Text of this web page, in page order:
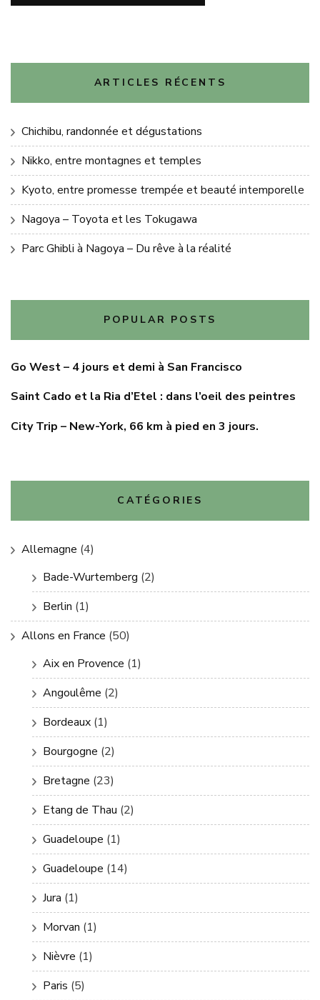
ARTICLES RÉCENTS
Chichibu, randonnée et dégustations
Nikko, entre montagnes et temples
Kyoto, entre promesse trempée et beauté intemporelle
Nagoya – Toyota et les Tokugawa
Parc Ghibli à Nagoya – Du rêve à la réalité
POPULAR POSTS
Go West – 4 jours et demi à San Francisco
Saint Cado et la Ria d’Etel : dans l’oeil des peintres
City Trip – New-York, 66 km à pied en 3 jours.
CATÉGORIES
Allemagne (4)
Bade-Wurtemberg (2)
Berlin (1)
Allons en France (50)
Aix en Provence (1)
Angoulême (2)
Bordeaux (1)
Bourgogne (2)
Bretagne (23)
Etang de Thau (2)
Guadeloupe (1)
Guadeloupe (14)
Jura (1)
Morvan (1)
Nièvre (1)
Paris (5)